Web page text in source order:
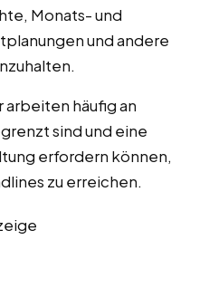
Monats- und
und andere
arbeiten häufig an
sind und eine
erfordern können,
zu erreichen.